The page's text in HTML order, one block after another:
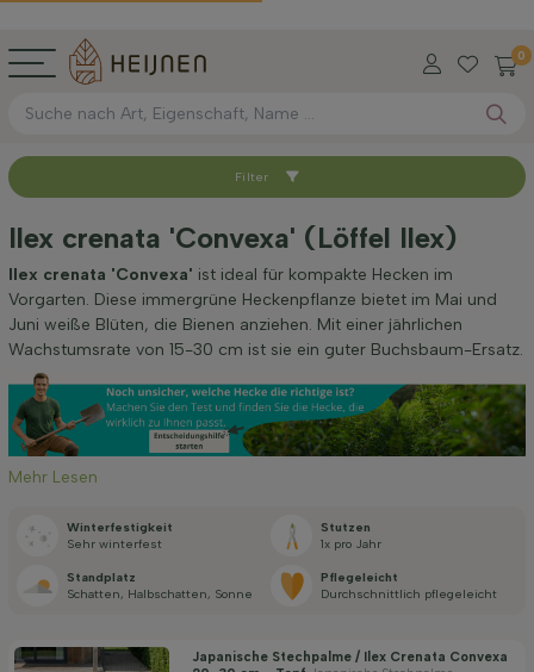
0
Sortieren nach
Wurzel-Typ
Höhe bei Lieferung (cm)
Breite bei Lieferung (cm)
Standort
Filter
Ilex crenata 'Convexa' (Löffel Ilex)
Ilex crenata 'Convexa' ist ideal für kompakte Hecken im
Vorgarten. Diese immergrüne Heckenpflanze bietet im Mai und
Juni weiße Blüten, die Bienen anziehen. Mit einer jährlichen
Wachstumsrate von 15-30 cm ist sie ein guter Buchsbaum-Ersatz.
Mehr Lesen
Winterfestigkeit
Sehr winterfest
Stutzen
1x pro Jahr
Standplatz
Schatten, Halbschatten, Sonne
Pflegeleicht
durch­schnittlich pflegeleicht
Japanische Stechpalme / Ilex Crenata Convexa